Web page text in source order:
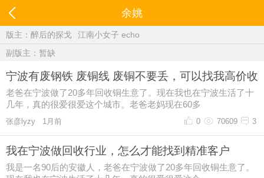
余姚
版主： 醉后的探戈
江南小女子 echo
副版主：暂缺